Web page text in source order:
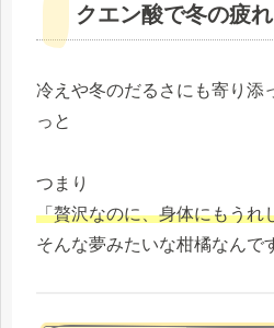
クエン酸で冬の疲
冷えや冬のだるさにも寄り添
っと
つまり
「贅沢なのに、身体にもうれ
そんな夢みたいな柑橘なんで